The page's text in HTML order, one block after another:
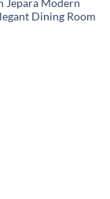
Jepara Modern
Dining Room